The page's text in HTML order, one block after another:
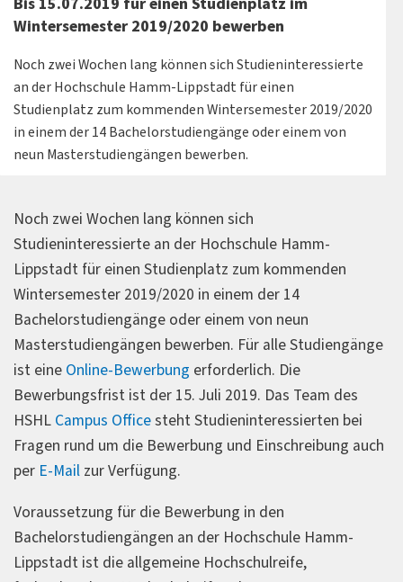
Wintersemester 2019/2020 bewerben
Noch zwei Wochen lang können sich Studieninteressierte
an der Hochschule Hamm-Lippstadt für einen
Studienplatz zum kommenden Wintersemester 2019/2020
in einem der 14 Bachelorstudiengänge oder einem von
neun Masterstudiengängen bewerben.
Noch zwei Wochen lang können sich
Studieninteressierte an der Hochschule Hamm-
Lippstadt für einen Studienplatz zum kommenden
Wintersemester 2019/2020 in einem der 14
Bachelorstudiengänge oder einem von neun
Masterstudiengängen bewerben. Für alle Studiengänge
ist eine Online-Bewerbung erforderlich. Die
Bewerbungsfrist ist der 15. Juli 2019. Das Team des
HSHL Campus Officesteht Studieninteressierten bei
Fragen rund um die Bewerbung und Einschreibung auch
per E-Mail zur Verfügung.
Voraussetzung für die Bewerbung in den
Bachelorstudiengängen an der Hochschule Hamm-
Lippstadt ist die allgemeine Hochschulreife,